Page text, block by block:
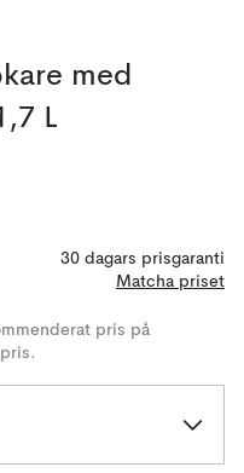
med
L
30 dagars prisgaranti
Matcha priset
pris på